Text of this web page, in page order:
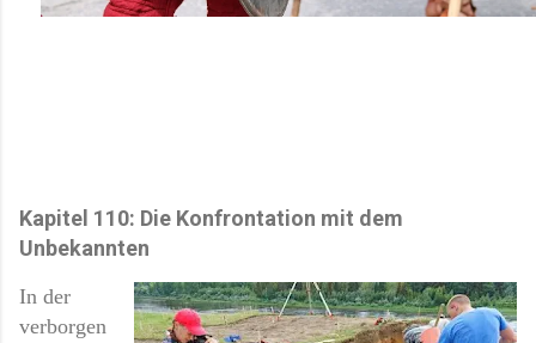
Kapitel 110: Die Konfrontation mit dem
Unbekannten
In der
verborgen